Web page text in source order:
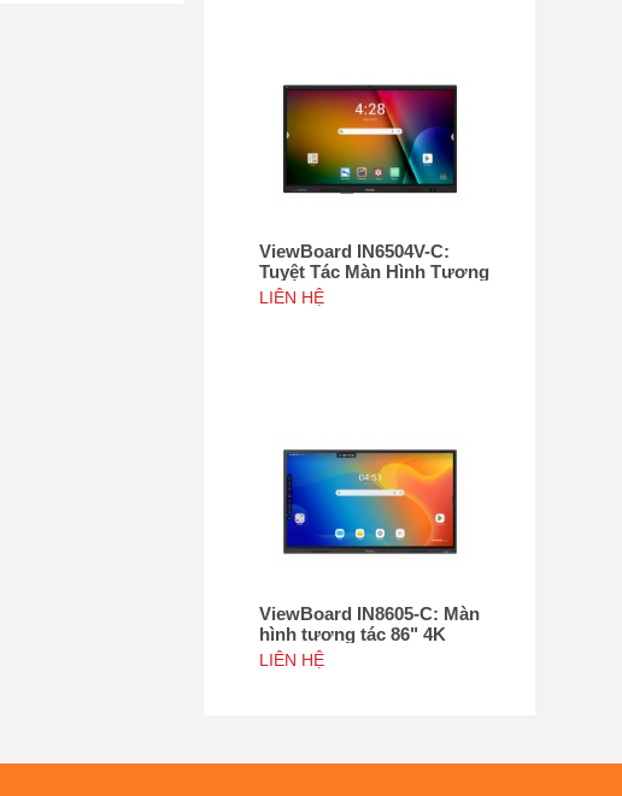
ViewBoard IN6504V-C:
Tuyệt Tác Màn Hình Tương
Tác 65inch, Tích hợp
camera 4K độ phân giải
LIÊN HỆ
ViewBoard IN8605-C: Màn
hình tương tác 86" 4K
ViewBoard Chứng nhận
Google EDLA
LIÊN HỆ